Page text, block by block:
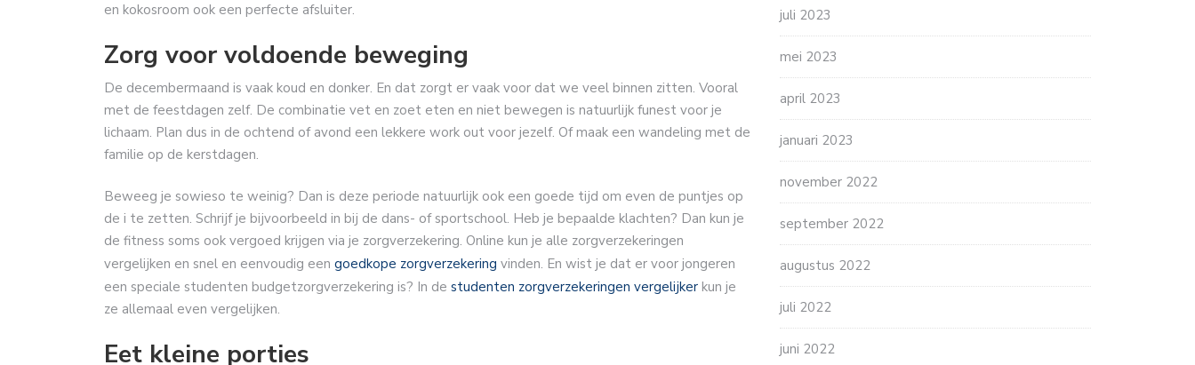
en kokosroom ook een perfecte afsluiter.
Zorg voor voldoende beweging
De decembermaand is vaak koud en donker. En dat zorgt er vaak voor dat we veel binnen zitten. Vooral
met de feestdagen zelf. De combinatie vet en zoet eten en niet bewegen is natuurlijk funest voor je
lichaam. Plan dus in de ochtend of avond een lekkere work out voor jezelf. Of maak een wandeling met de
familie op de kerstdagen.
Beweeg je sowieso te weinig? Dan is deze periode natuurlijk ook een goede tijd om even de puntjes op
de i te zetten. Schrijf je bijvoorbeeld in bij de dans- of sportschool. Heb je bepaalde klachten? Dan kun je
de fitness soms ook vergoed krijgen via je zorgverzekering. Online kun je alle zorgverzekeringen
vergelijken en snel en eenvoudig een goedkope zorgverzekering vinden. En wist je dat er voor jongeren
een speciale studenten budgetzorgverzekering is? In de studenten zorgverzekeringen vergelijker kun je
ze allemaal even vergelijken.
Eet kleine porties
juli 2023
mei 2023
april 2023
januari 2023
november 2022
september 2022
augustus 2022
juli 2022
juni 2022